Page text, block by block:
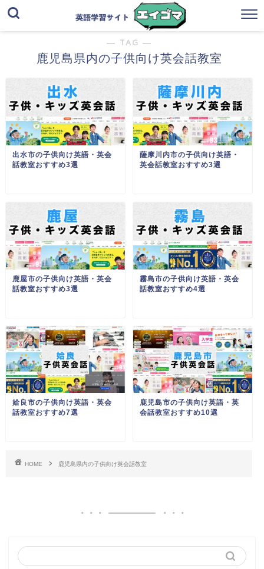
― TAG ―
鹿児島県内の子供向け英会話教室
出水市の子供向け英語・英会
話教室おすすめ3選
薩摩川内市の子供向け英語・
英会話教室おすすめ3選
鹿屋市の子供向け英語・英会
話教室おすすめ3選
霧島市の子供向け英語・英会
話教室おすすめ4選
姶良市の子供向け英語・英会
話教室おすすめ7選
鹿児島市の子供向け英語・英
会話教室おすすめ10選
HOME 鹿児島県内の子供向け英会話教室